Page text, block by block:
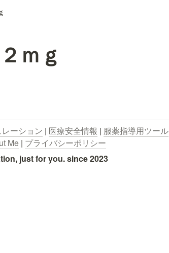
ｍｇ
ーション | 医療安全情報 | 服薬指導用ツール
Me | プライバシーポリシー
just for you. since 2023